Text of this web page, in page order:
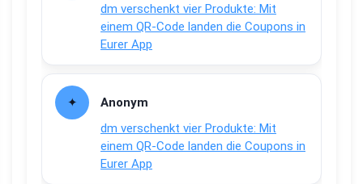
dm verschenkt vier Produkte: Mit
einem QR-Code landen die Coupons in
Eurer App
Anonym
dm verschenkt vier Produkte: Mit
einem QR-Code landen die Coupons in
Eurer App